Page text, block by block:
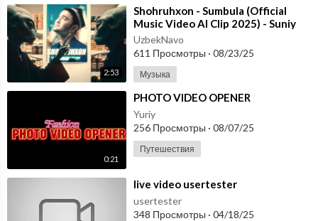
2:53
⁣Shohruhxon - Sumbula (Official
Music Video AI Clip 2025) - Suniy
Intelekt yordamida yaratilgan
UzbekNavo
611 Просмотры · 08/23/25
Музыка
0:21
⁣PHOTO VIDEO OPENER
Yuriy
256 Просмотры · 08/07/25
Путешествия
⁣live video usertester
usertester
348 Просмотры · 04/18/25